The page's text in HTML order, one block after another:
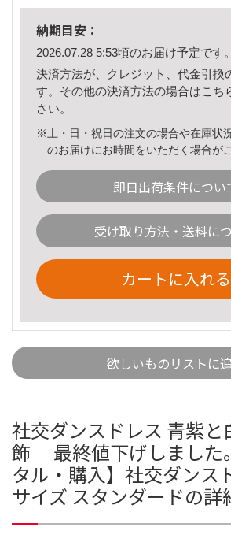
納期目安：
2026.07.28 5:53頃のお届け予定です。
決済方法が、クレジット、代金引換
す。その他の決済方法の場合はこち
さい。
※土・日・祝日の注文の場合や在庫状
のお届けにお時間をいただく場合が
即日出荷条件につい
受け取り方法・送料に
カートに入れる
欲しいものリストに
社交ダンスドレス 青紫と
飾 最終値下げしました
タル・購入】社交ダンス
サイズ スタンダードの詳